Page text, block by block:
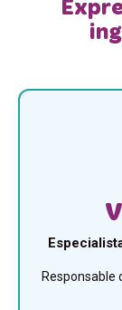
Responsable